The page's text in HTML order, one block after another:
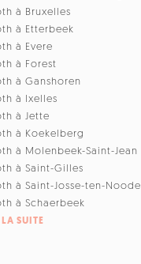
à Bruxelles
à Etterbeek
à Evere
à Forest
à Ganshoren
à Ixelles
à Jette
à Koekelberg
à Molenbeek-Saint-Jean
à Saint-Gilles
à Saint-Josse-ten-Noode
à Schaerbeek
SUITE